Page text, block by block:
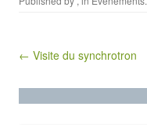
Post navigation
← Visite du synchrotron